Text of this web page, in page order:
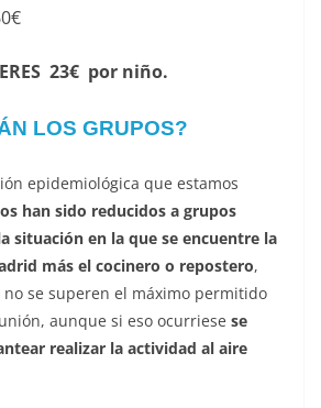
23€ por niño.
LOS GRUPOS?
epidemiológica que estamos
han sido reducidos a grupos
situación en la que se encuentre la
más el cocinero o repostero,
se superen el máximo permitido
aunque si eso ocurriese se
realizar la actividad al aire